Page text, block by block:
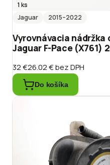
1 ks
Jaguar
2015–2022
Vyrovnávacia
Jaguar F-Pace (X761)
32 €26.02 €bez DPH
Do košíka